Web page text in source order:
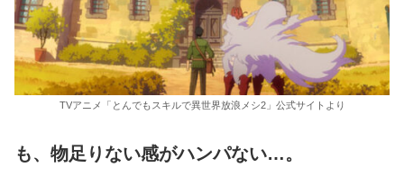
TVアニメ「とんでもスキルで異世界放浪メシ2」公式サイトより
も、物足りない感がハンパない…。